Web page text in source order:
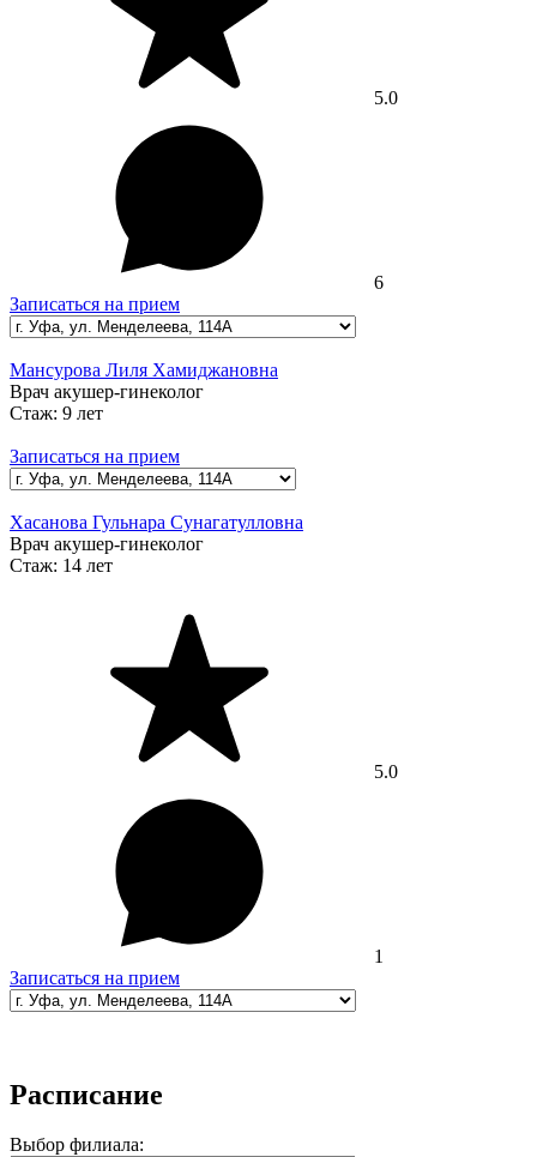
5.0
6
Записаться на прием
Мансурова Лиля Хамиджановна
Врач акушер-гинеколог
Стаж: 9 лет
Записаться на прием
Хасанова Гульнара Сунагатулловна
Врач акушер-гинеколог
Стаж: 14 лет
5.0
1
Записаться на прием
Расписание
Выбор филиала: